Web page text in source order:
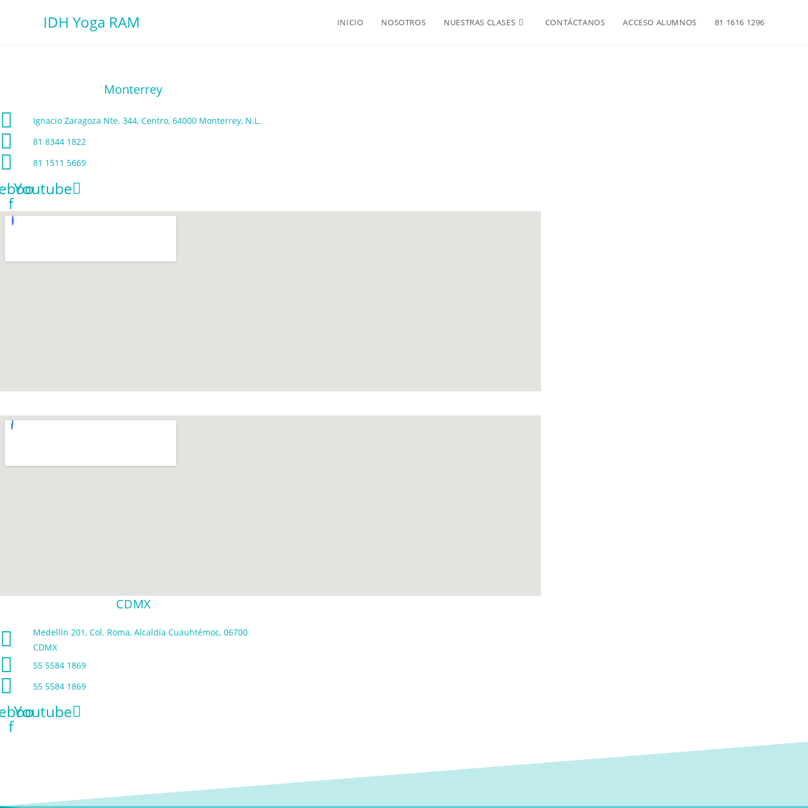
IDH Yoga RAM INICIO NOSOTROS NUESTRAS CLASES CONTÁCTANOS ACCESO ALUMNOS 81 1616 1296
Monterrey
Ignacio Zaragoza Nte. 344, Centro, 64000 Monterrey, N.L.
81 8344 1822
81 1511 5669
f
Youtube
CDMX
Medellín 201, Col. Roma, Alcaldía Cuauhtémoc, 06700
CDMX
55 5584 1869
55 5584 1869
f
Youtube